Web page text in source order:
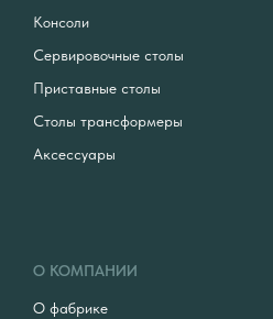
О КОМПАНИИ
О фабрике
Консоли
Сервировочные столы
Приставные столы
Столы трансформеры
Аксессуары